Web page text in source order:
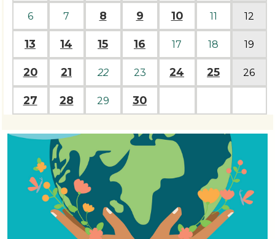
6 7 8 9 10 11 12
13 14 15 16 17 18 19
20 21 22 23 24 25 26
27 28 29 30